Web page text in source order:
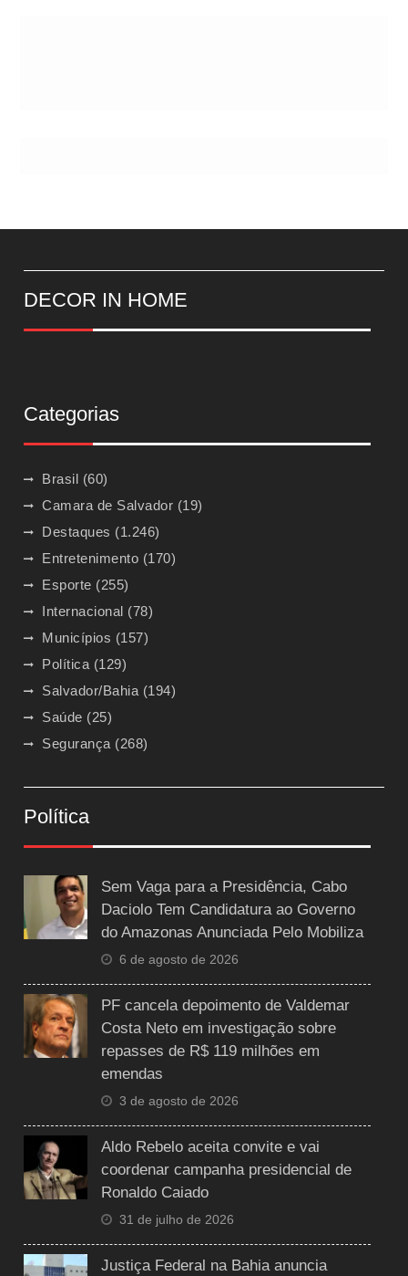
DECOR IN HOME
Categorias
Brasil (60)
Camara de Salvador (19)
Destaques (1.246)
Entretenimento (170)
Esporte (255)
Internacional (78)
Municípios (157)
Política (129)
Salvador/Bahia (194)
Saúde (25)
Segurança (268)
Política
Sem Vaga para a Presidência, Cabo
Daciolo Tem Candidatura ao Governo
do Amazonas Anunciada Pelo Mobiliza
6 de agosto de 2026
PF cancela depoimento de Valdemar
Costa Neto em investigação sobre
repasses de R$ 119 milhões em
emendas
3 de agosto de 2026
Aldo Rebelo aceita convite e vai
coordenar campanha presidencial de
Ronaldo Caiado
31 de julho de 2026
Justiça Federal na Bahia anuncia